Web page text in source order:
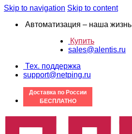
Skip to navigation Skip to content
Автоматизация – наша жизнь
Купить
sales@alentis.ru
Тех. поддержка
support@netping.ru
Доставка по России
БЕСПЛАТНО